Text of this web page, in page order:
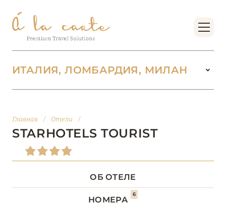
ИТАЛИЯ, ЛОМБАРДИЯ, МИЛАН
ВАЛЛЕ-Д’АОСТА
ВЕНЕТО
ДОЛОМИТОВЫЕ АЛЬПЫ
Главная / Отели /
STARHOTELS TOURIST
ОБ ОТЕЛЕ
НОМЕРА
6